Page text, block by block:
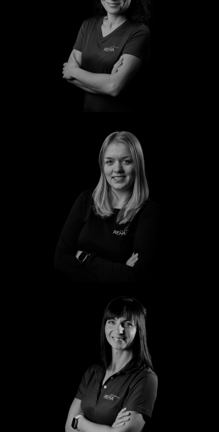
Manuela
Marleen
Peggy